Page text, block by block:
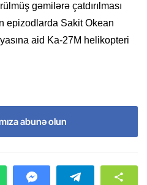
gəmilərə çatdırılması
epizodlarda Sakit Okean
aid Ka-27M helikopteri
abunə olun